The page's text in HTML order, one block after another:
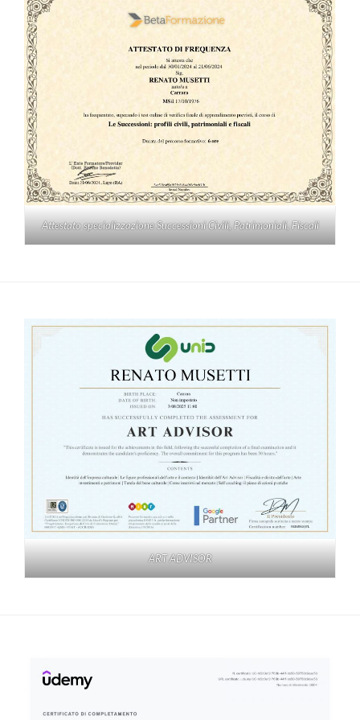
Attestato specializzazione Successioni Civili, Patrimoniali, Fiscali
ART ADVISOR